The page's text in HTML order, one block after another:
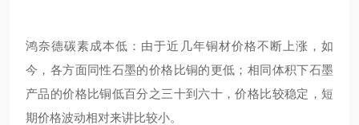
鸿奈德碳素成本低：由于近几年铜材价格不断上涨，如
今，各方面同性石墨的价格比铜的更低；相同体积下石墨
产品的价格比铜低百分之三十到六十，价格比较稳定，短
期价格波动相对来讲比较小。